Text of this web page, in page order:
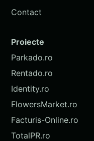
Contact
Proiecte
Parkado.ro
Rentado.ro
Identity.ro
FlowersMarket.ro
Facturis-Online.ro
TotalPR.ro